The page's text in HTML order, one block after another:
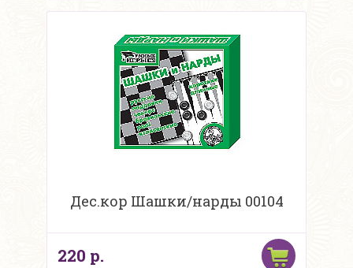
Дес.кор Шашки/нарды 00104
220 р.